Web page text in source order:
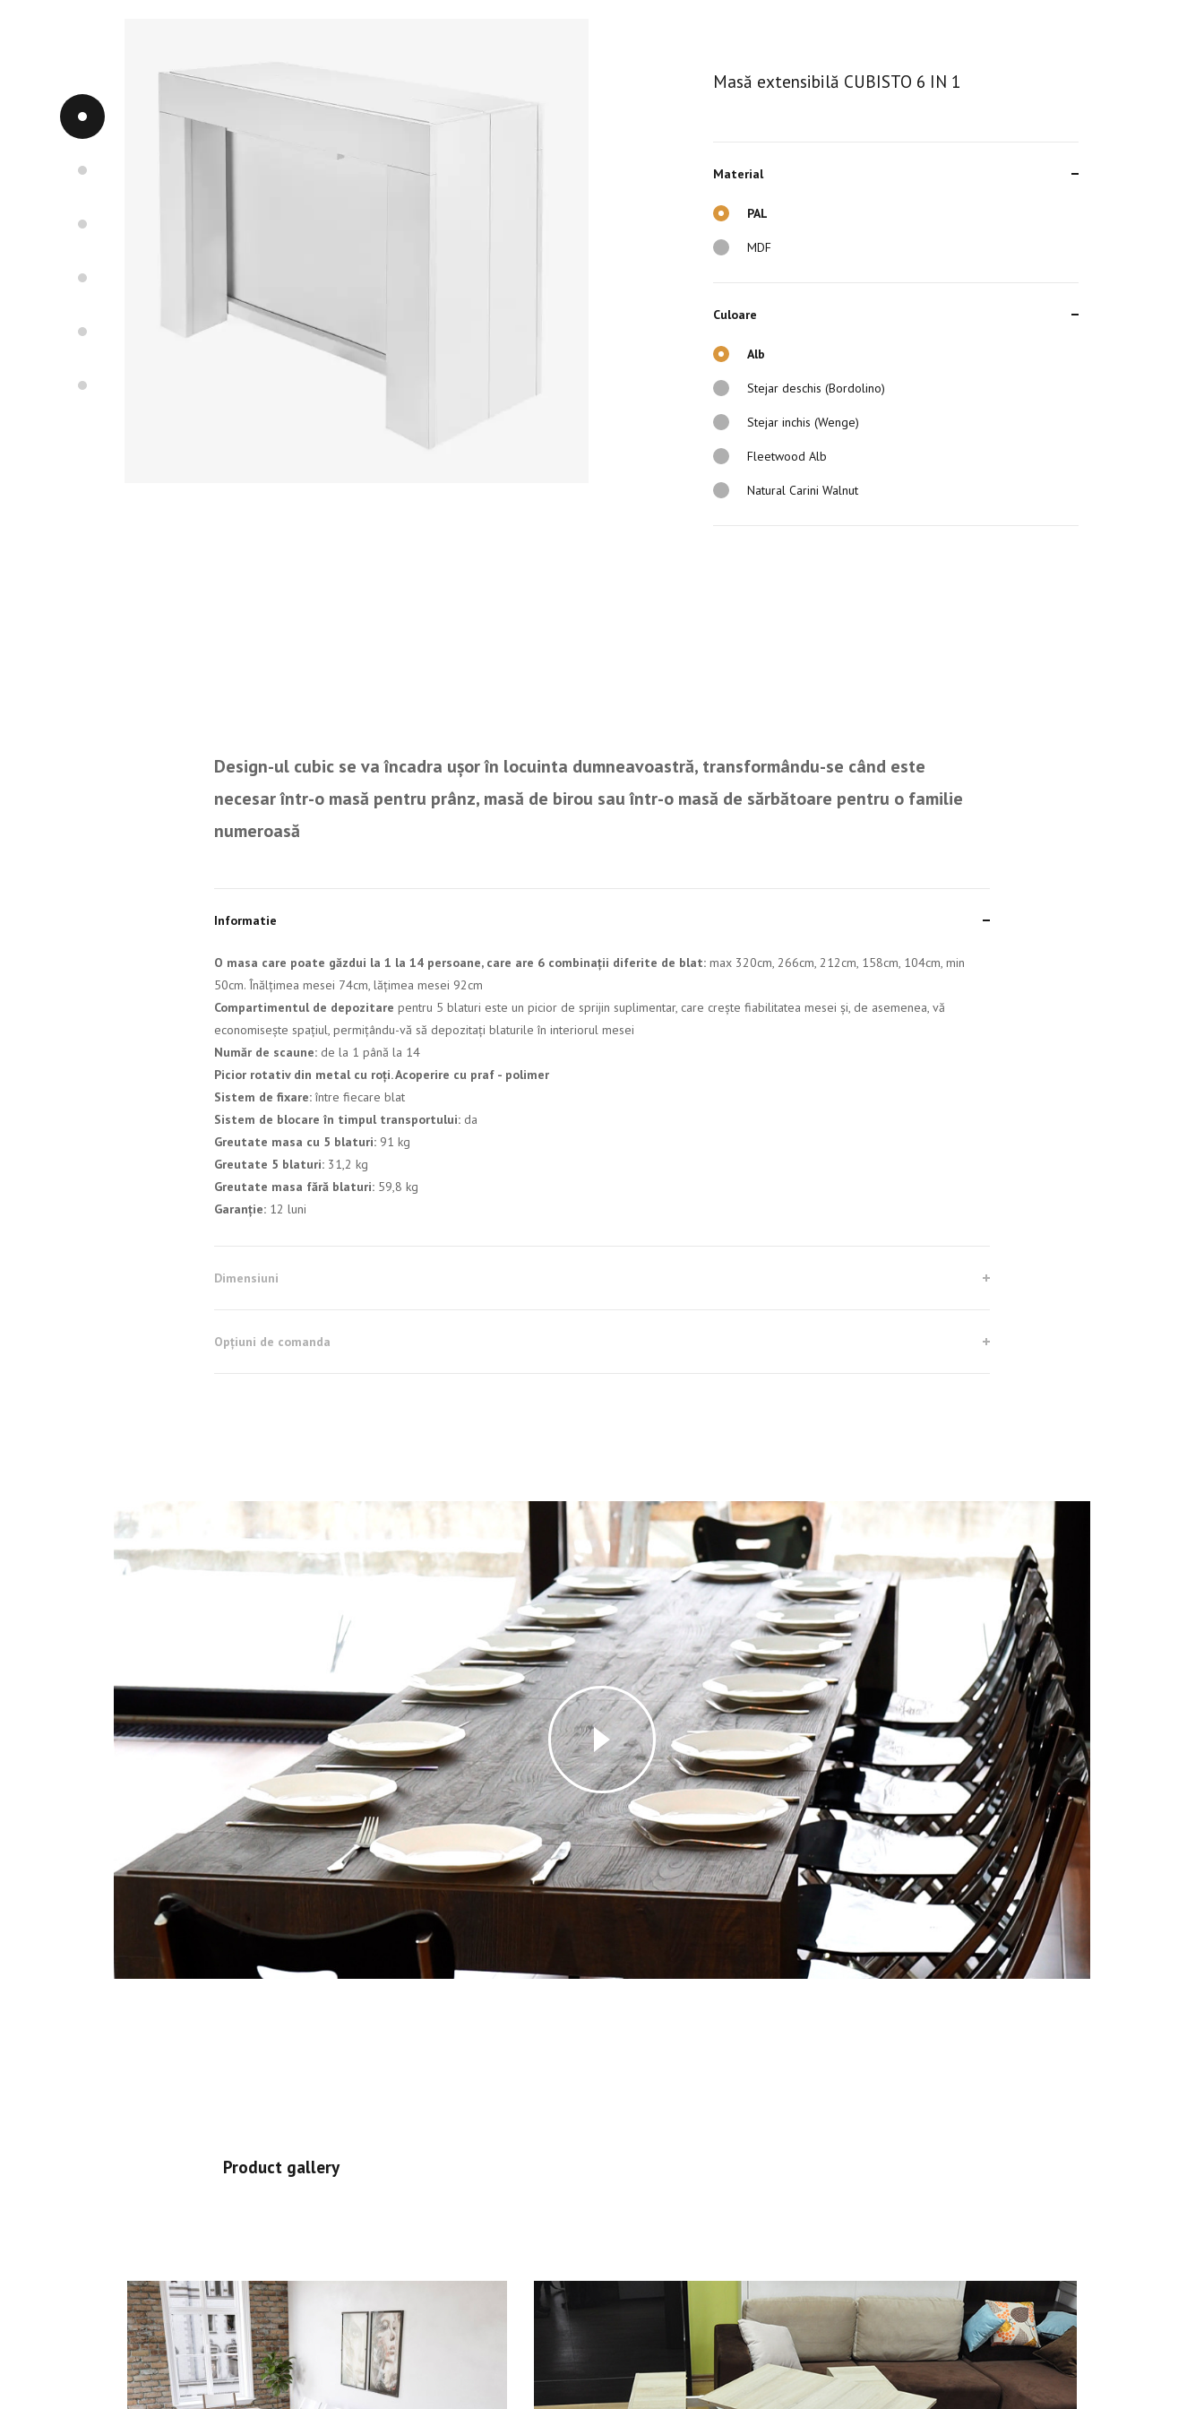
Masă extensibilă CUBISTO 6 IN 1
Material
PAL
MDF
Culoare
Alb
Stejar deschis (Bordolino)
Stejar inchis (Wenge)
Fleetwood Alb
Natural Carini Walnut
Design-ul cubic se va încadra ușor în locuinta dumneavoastră, transformându-se când este
necesar într-o masă pentru prânz, masă de birou sau într-o masă de sărbătoare pentru o familie
numeroasă
Informatie
O masa care poate găzdui la 1 la 14 persoane, care are 6 combinații diferite de blat: max 320cm, 266cm, 212cm, 158cm, 104cm, min
50cm. Înălțimea mesei 74cm, lățimea mesei 92cm
Compartimentul de depozitare pentru 5 blaturi este un picior de sprijin suplimentar, care crește fiabilitatea mesei și, de asemenea, vă
economisește spațiul, permițându-vă să depozitați blaturile în interiorul mesei
Număr de scaune: de la 1 până la 14
Picior rotativ din metal cu roți. Acoperire cu praf - polimer
Sistem de fixare:între fiecare blat
Sistem de blocare în timpul transportului: da
Greutate masa cu 5 blaturi: 91 kg
Greutate 5 blaturi: 31,2 kg
Greutate masa fără blaturi: 59,8 kg
Garanție: 12 luni
Dimensiuni
Opțiuni de comanda
Product gallery